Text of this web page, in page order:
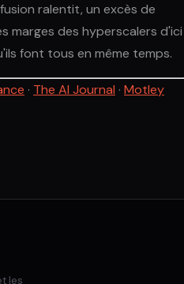
ralentit, un excès de
marges des hyperscalers d'ici
font tous en même temps.
· The AI Journal · Motley
les